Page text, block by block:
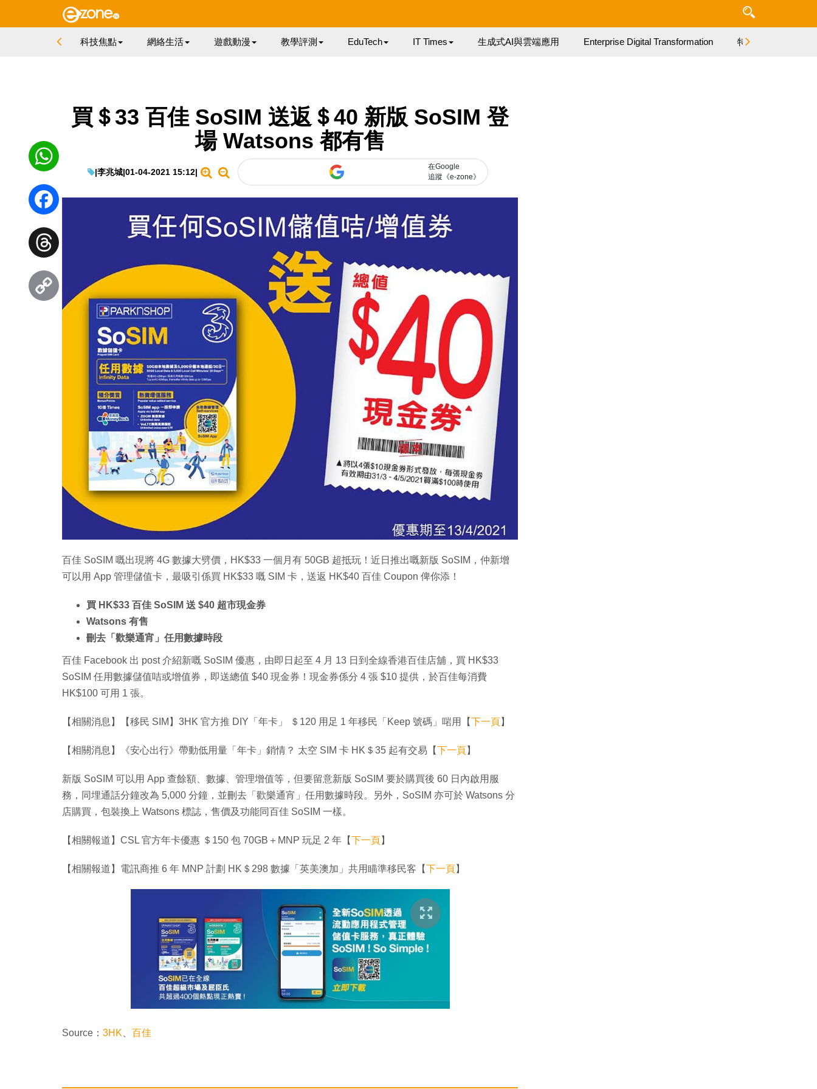
科技焦點 網絡生活 遊戲動漫 教學評測 EduTech IT Times 生成式AI與雲端應用 Enterprise Digital Transformation 特集
買＄33 百佳 SoSIM 送返＄40 新版 SoSIM 登
場 Watsons 都有售
|李兆城|01-04-2021 15:12|
在Google
追蹤《e-zone》
百佳 SoSIM 嘅出現將 4G 數據大劈價，HK$33 一個月有 50GB 超抵玩！近日推出嘅新版 SoSIM，仲新增
可以用 App 管理儲值卡，最吸引係買 HK$33 嘅 SIM 卡，送返 HK$40 百佳 Coupon 俾你添！
買 HK$33 百佳 SoSIM 送 $40 超市現金券
Watsons 有售
刪去「歡樂通宵」任用數據時段
百佳 Facebook 出 post 介紹新嘅 SoSIM 優惠，由即日起至 4 月 13 日到全線香港百佳店舖，買 HK$33
SoSIM 任用數據儲值咭或增值券，即送總值 $40 現金券！現金券係分 4 張 $10 提供，於百佳每消費
HK$100 可用 1 張。
【相關消息】【移民 SIM】3HK 官方推 DIY「年卡」 ＄120 用足 1 年移民「Keep 號碼」啱用【下一頁】
【相關消息】《安心出行》帶動低用量「年卡」銷情？ 太空 SIM 卡 HK＄35 起有交易【下一頁】
新版 SoSIM 可以用 App 查餘額、數據、管理增值等，但要留意新版 SoSIM 要於購買後 60 日內啟用服
務，同埋通話分鐘改為 5,000 分鐘，並刪去「歡樂通宵」任用數據時段。另外，SoSIM 亦可於 Watsons 分
店購買，包裝換上 Watsons 標誌，售價及功能同百佳 SoSIM 一樣。
【相關報道】CSL 官方年卡優惠 ＄150 包 70GB＋MNP 玩足 2 年【下一頁】
【相關報道】電訊商推 6 年 MNP 計劃 HK＄298 數據「英美澳加」共用瞄準移民客【下一頁】
Source： 3HK 百佳
WhatsApp
Facebook
Threads